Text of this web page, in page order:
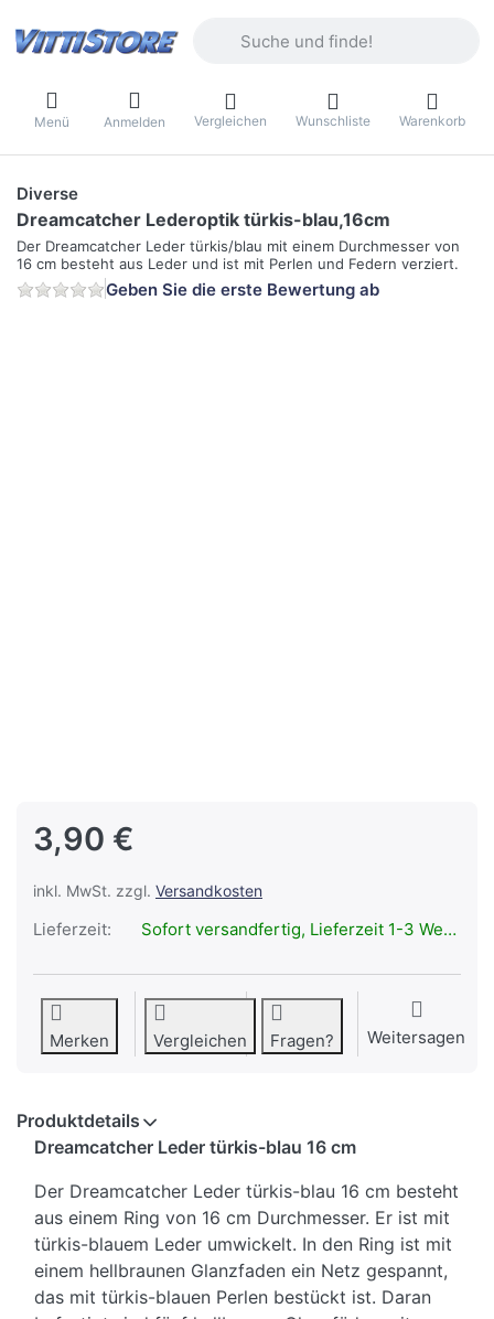
Menü Anmelden Vergleichen Wunschliste Warenkorb
Diverse
Dreamcatcher Lederoptik türkis-blau,16cm
Der Dreamcatcher Leder türkis/blau mit einem Durchmesser von
16 cm besteht aus Leder und ist mit Perlen und Federn verziert.
Geben Sie die erste Bewertung ab
3,90 €
inkl. MwSt. zzgl. Versandkosten
Lieferzeit: Sofort versandfertig, Lieferzeit 1-3 Werktage.
Merken Vergleichen Fragen? Weitersagen
Produktdetails
Dreamcatcher Leder türkis-blau 16 cm
Der Dreamcatcher Leder türkis-blau 16 cm besteht
aus einem Ring von 16 cm Durchmesser. Er ist mit
türkis-blauem Leder umwickelt. In den Ring ist mit
einem hellbraunen Glanzfaden ein Netz gespannt,
das mit türkis-blauen Perlen bestückt ist. Daran